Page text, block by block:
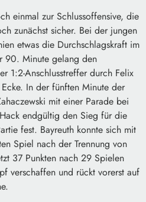
einmal zur Schlussoffensive, die
zunächst sicher. Bei der jungen
etwas die Durchschlagskraft im
90. Minute gelang den
1:2-Anschlusstreffer durch Felix
In der fünften Minute der
mit einer Parade bei
endgültig den Sieg für die
fest. Bayreuth konnte sich mit
Spiel nach der Trennung von
37 Punkten nach 29 Spielen
verschaffen und rückt vorerst auf